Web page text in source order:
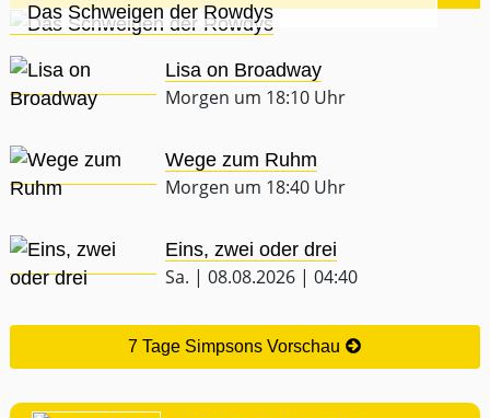
Das Schweigen der Rowdys
Lisa on Broadway
Morgen um 18:10 Uhr
Wege zum Ruhm
Morgen um 18:40 Uhr
Eins, zwei oder drei
Sa. | 08.08.2026 | 04:40
7 Tage Simpsons Vorschau